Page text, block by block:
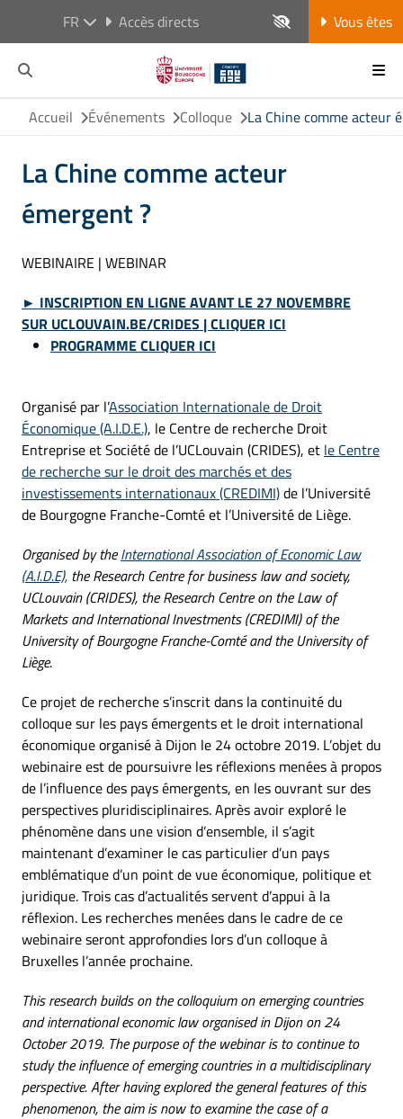
FR Accès directs Vous êtes
Accueil Événements Colloque La Chine comme acteur
La Chine comme acteur
émergent ?
WEBINAIRE | WEBINAR
► INSCRIPTION EN LIGNE AVANT LE 27 NOVEMBRE
SUR UCLOUVAIN.BE/CRIDES | CLIQUER ICI
PROGRAMME CLIQUER ICI
Organisé par l’Association Internationale de Droit
Économique (A.I.D.E.), le Centre de recherche Droit
Entreprise et Société de l’UCLouvain (CRIDES), et le Centre
de recherche sur le droit des marchés et des
investissements internationaux (CREDIMI)de l’Université
de Bourgogne Franche-Comté et l’Université de Liège.
Organised by theInternational Association of Economic Law
(A.I.D.E), the Research Centre for business law and society,
UCLouvain (CRIDES), the Research Centre on the Law of
Markets and International Investments (CREDIMI) of the
University of Bourgogne Franche-Comté and the University of
Liège.
Ce projet de recherche s’inscrit dans la continuité du
colloque sur les pays émergents et le droit international
économique organisé à Dijon le 24 octobre 2019. L’objet du
webinaire est de poursuivre les réflexions menées à propos
de l’influence des pays émergents, en les ouvrant sur des
perspectives pluridisciplinaires. Après avoir exploré le
phénomène dans une vision d’ensemble, il s’agit
maintenant d’examiner le cas particulier d’un pays
emblématique d’un point de vue économique, politique et
juridique. Trois cas d’actualités servent d’appui à la
réflexion. Les recherches menées dans le cadre de ce
webinaire seront approfondies lors d’un colloque à
Bruxelles l’année prochaine.
This research builds on the colloquium on emerging countries
and international economic law organised in Dijon on 24
October 2019. The purpose of the webinar is to continue to
study the influence of emerging countries in a multidisciplinary
perspective. After having explored the general features of this
phenomenon, the aim is now to examine the case of a